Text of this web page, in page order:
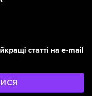
статті на e-mail